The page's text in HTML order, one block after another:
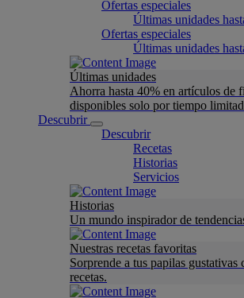
Ofertas especiales
Últimas unidades
Ofertas especiales
Últimas unidades
Últimas unidades
Ahorra hasta 40% en artículos de
disponibles solo por tiempo
Descubrir
Descubrir
Recetas
Historias
Servicios
Historias
Un mundo inspirador de
Nuestras recetas favoritas
Sorprende a tus papilas gustativas
recetas.